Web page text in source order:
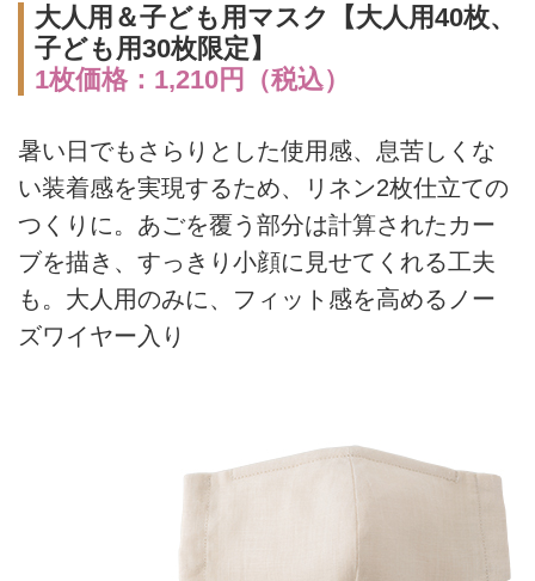
大人用＆子ども用マスク【大人用40枚、
子ども用30枚限定】
1枚価格：1,210円（税込）
暑い日でもさらりとした使用感、息苦しくな
い装着感を実現するため、リネン2枚仕立ての
つくりに。あごを覆う部分は計算されたカー
ブを描き、すっきり小顔に見せてくれる工夫
も。大人用のみに、フィット感を高めるノー
ズワイヤー入り